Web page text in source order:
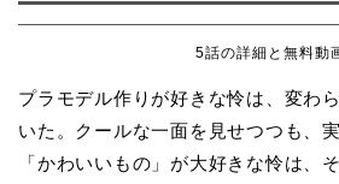
5話の詳細と無料動
プラモデル作りが好きな怜は、変わ
いた。クールな一面を見せつつも、
「かわいいもの」が大好きな怜は、